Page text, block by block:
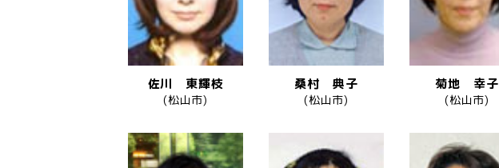
佐川 東輝枝
(松山市)
桑村 典子
(松山市)
菊地 幸子
(松山市)